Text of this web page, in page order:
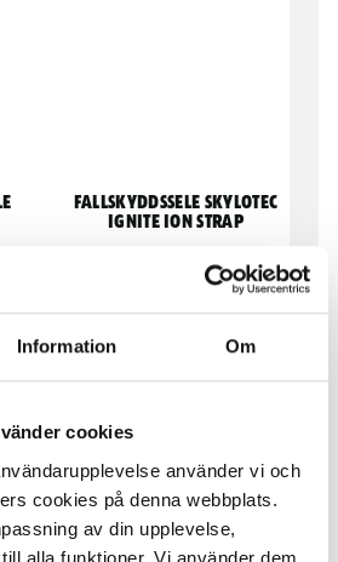
Information Om
cookies
använder vi och
cookies på denna webbplats.
av din upplevelse,
alla funktioner. Vi använder dem
så
Fallskyddssele Skylotec
Ignite Ion Strap
Allround och komfortabel som
sele som är användarvänlig.
Finns i storlek XS-5XL.
Fallskyddssele 3M DBI-